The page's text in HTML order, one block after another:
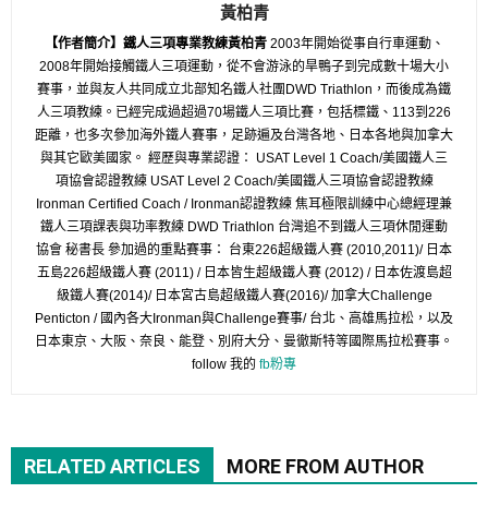
黃柏青
【作者簡介】鐵人三項專業教練黃柏青2003年開始從事自行車運動、
2008年開始接觸鐵人三項運動，從不會游泳的旱鴨子到完成數十場大小
賽事，並與友人共同成立北部知名鐵人社團DWD Triathlon，而後成為鐵
人三項教練。已經完成過超過70場鐵人三項比賽，包括標鐵、113到226
距離，也多次參加海外鐵人賽事，足跡遍及台灣各地、日本各地與加拿大
與其它歐美國家。 經歷與專業認證： USAT Level 1 Coach/美國鐵人三
項協會認證教練 USAT Level 2 Coach/美國鐵人三項協會認證教練
Ironman Certified Coach / Ironman認證教練 焦耳極限訓練中心總經理兼
鐵人三項課表與功率教練 DWD Triathlon 台灣追不到鐵人三項休閒運動
協會 秘書長 參加過的重點賽事： 台東226超級鐵人賽 (2010,2011)/ 日本
五島226超級鐵人賽 (2011) / 日本皆生超級鐵人賽 (2012) / 日本佐渡島超
級鐵人賽(2014)/ 日本宮古島超級鐵人賽(2016)/ 加拿大Challenge
Penticton / 國內各大Ironman與Challenge賽事/ 台北、高雄馬拉松，以及
日本東京、大阪、奈良、能登、別府大分、曼徹斯特等國際馬拉松賽事。
follow 我的 fb粉專
RELATED ARTICLES MORE FROM AUTHOR